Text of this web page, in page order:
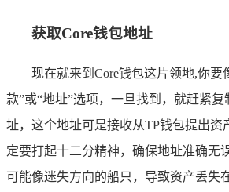
获取Core钱包地址
现在就来到Core钱包这片领地,你要
款”或“地址”选项，一旦找到，就赶紧复
址，这个地址可是接收从TP钱包提出资
定要打起十二分精神，确保地址准确无
可能像迷失方向的船只，导致资产丢失